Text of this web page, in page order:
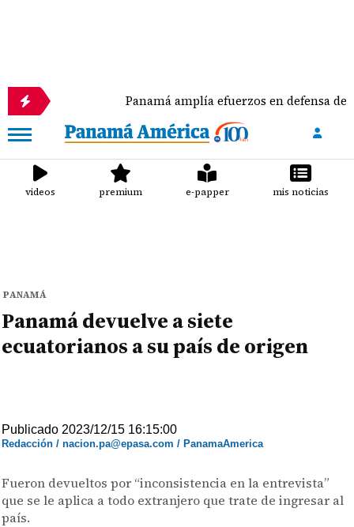
Panamá amplía efuerzos en defensa de las
videos premium e-papper mis noticias
PANAMÁ
Panamá devuelve a siete
ecuatorianos a su país de origen
Publicado 2023/12/15 16:15:00
Redacción / nacion.pa@epasa.com / PanamaAmerica
Fueron devueltos por “inconsistencia en la entrevista”
que se le aplica a todo extranjero que trate de ingresar al
país.